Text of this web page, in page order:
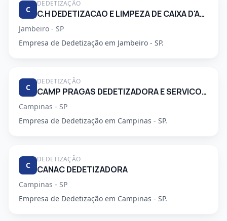
C
DEDETIZAÇÃO
C.H DEDETIZACAO E LIMPEZA DE CAIXA D'AGUA LTDA
Jambeiro - SP
Empresa de Dedetização em Jambeiro - SP.
C
DEDETIZAÇÃO
CAMP PRAGAS DEDETIZADORA E SERVICOS DE LIMPEZA LTDA
Campinas - SP
Empresa de Dedetização em Campinas - SP.
C
DEDETIZAÇÃO
CANAC DEDETIZADORA
Campinas - SP
Empresa de Dedetização em Campinas - SP.